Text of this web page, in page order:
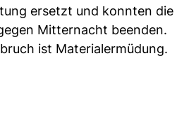
ersetzt und konnten die
Mitternacht beenden.
ist Materialermüdung.